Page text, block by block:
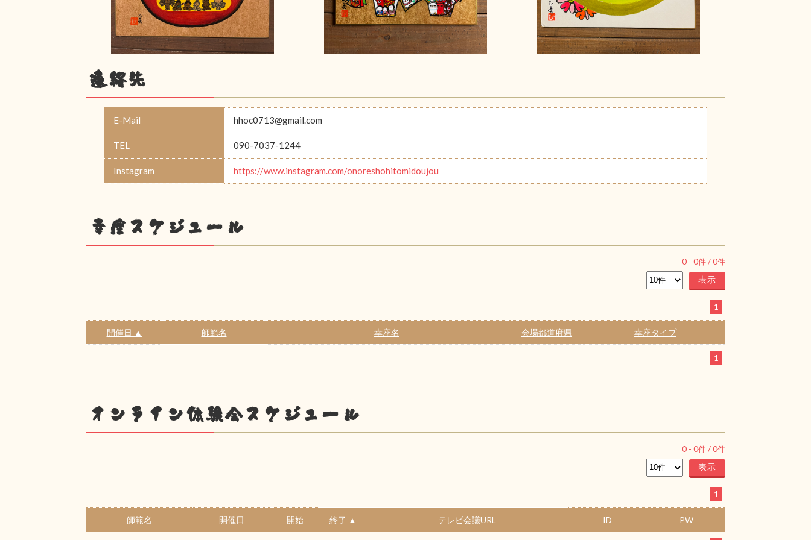
連絡先
E-Mail hhoc0713@gmail.com
TEL 090-7037-1244
Instagram https://www.instagram.com/onoreshohitomidoujou
幸座スケジュール
0 - 0件 /0件
1
開催日 ▲ 師範名 幸座名 会場都道府県 幸座タイプ
1
オンライン体験会スケジュール
0 - 0件 /0件
1
師範名 開催日 開始 終了 ▲ テレビ会議URL ID PW